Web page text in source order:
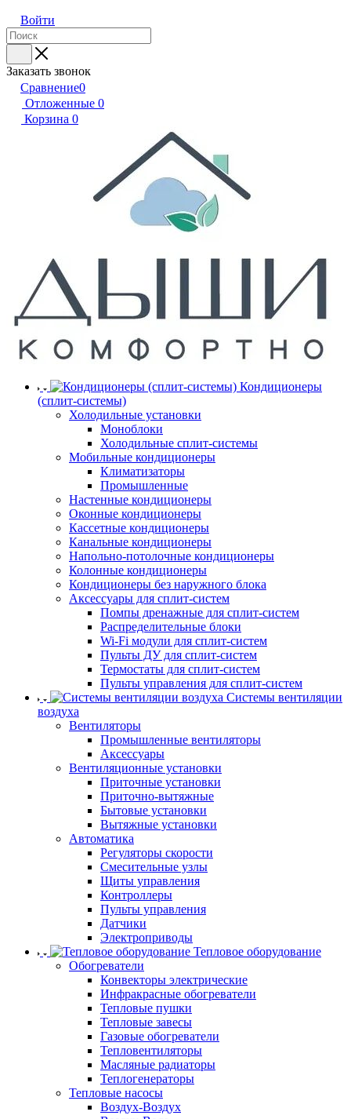
Войти
Заказать звонок
Сравнение0
Отложенные 0
Корзина 0
Кондиционеры
(сплит-системы)
Холодильные установки
Моноблоки
Холодильные сплит-системы
Мобильные кондиционеры
Климатизаторы
Промышленные
Настенные кондиционеры
Оконные кондиционеры
Кассетные кондиционеры
Канальные кондиционеры
Напольно-потолочные кондиционеры
Колонные кондиционеры
Кондиционеры без наружного блока
Аксессуары для сплит-систем
Помпы дренажные для сплит-систем
Распределительные блоки
Wi-Fi модули для сплит-систем
Пульты ДУ для сплит-систем
Термостаты для сплит-систем
Пульты управления для сплит-систем
Системы вентиляции
воздуха
Вентиляторы
Промышленные вентиляторы
Аксессуары
Вентиляционные установки
Приточные установки
Приточно-вытяжные
Бытовые установки
Вытяжные установки
Автоматика
Регуляторы скорости
Смесительные узлы
Щиты управления
Контроллеры
Пульты управления
Датчики
Электроприводы
Тепловое оборудование
Обогреватели
Конвекторы электрические
Инфракрасные обогреватели
Тепловые пушки
Тепловые завесы
Газовые обогреватели
Тепловентиляторы
Масляные радиаторы
Теплогенераторы
Тепловые насосы
Воздух-Воздух